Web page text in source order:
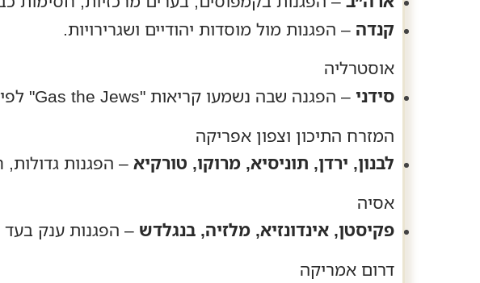
קנדה – הפגנות מול מוסדות יהודיים ושגרירויות.
אוסטרליה
סידני – הפגנה שבה נשמעו קריאות "Gas the Jews" לפי הדיווח של CTG.
המזרח התיכון וצפון אפריקה
לבנון, ירדן, תוניסיא, מרוקו, טורקיא – הפגנות גדולות,
אסיה
פקיסטן, אינדונזיא, מלזיה, בנגלדש – הפגנות ענק בעד
דרום אמריקה